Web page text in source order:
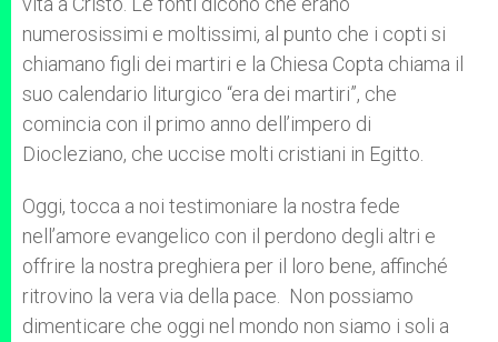
numerosissimi e moltissimi, al punto che i copti si
chiamano figli dei martiri e la Chiesa Copta chiama il
suo calendario liturgico “era dei martiri”, che
comincia con il primo anno dell’impero di
Diocleziano, che uccise molti cristiani in Egitto.
Oggi, tocca a noi testimoniare la nostra fede
nell’amore evangelico con il perdono degli altri e
offrire la nostra preghiera per il loro bene, affinché
ritrovino la vera via della pace. Non possiamo
dimenticare che oggi nel mondo non siamo i soli a